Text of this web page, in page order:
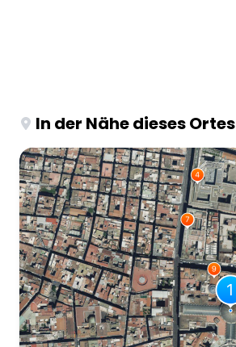
In der Nähe dieses Ortes